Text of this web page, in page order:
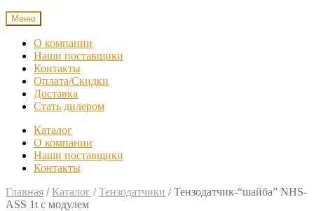
Меню
О компании
Наши поставщики
Контакты
Оплата/Скидки
Доставка
Стать дилером
Каталог
О компании
Наши поставщики
Контакты
Главная / Каталог /Тензодатчики /Тензодатчик-“шайба” NHS-
ASS 1t с модулем